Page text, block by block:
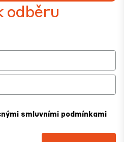
odběru
smluvními podmínkami